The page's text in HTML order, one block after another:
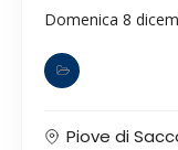
Domenica 8
Piove di